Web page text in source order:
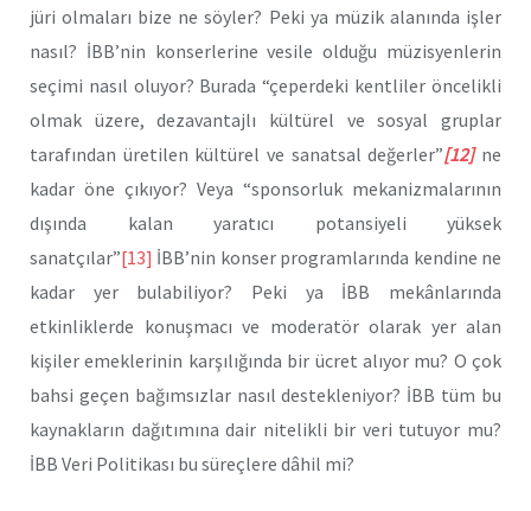
jüri olmaları bize ne söyler? Peki ya müzik alanında işler
nasıl? İBB’nin konserlerine vesile olduğu müzisyenlerin
seçimi nasıl oluyor? Burada “çeperdeki kentliler öncelikli
olmak üzere, dezavantajlı kültürel ve sosyal gruplar
tarafından üretilen kültürel ve sanatsal değerler”[12]ne
kadar öne çıkıyor? Veya “sponsorluk mekanizmalarının
dışında kalan yaratıcı potansiyeli yüksek
sanatçılar”[13] İBB’nin konser programlarında kendine ne
kadar yer bulabiliyor? Peki ya İBB mekânlarında
etkinliklerde konuşmacı ve moderatör olarak yer alan
kişiler emeklerinin karşılığında bir ücret alıyor mu? O çok
bahsi geçen bağımsızlar nasıl destekleniyor? İBB tüm bu
kaynakların dağıtımına dair nitelikli bir veri tutuyor mu?
İBB Veri Politikası bu süreçlere dâhil mi?